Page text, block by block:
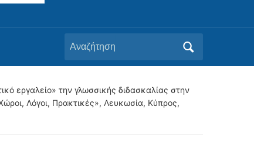
Αναζήτηση
για:
εργαλείο» την γλωσσικής διδασκαλίας στην
Λόγοι, Πρακτικές», Λευκωσία, Κύπρος,